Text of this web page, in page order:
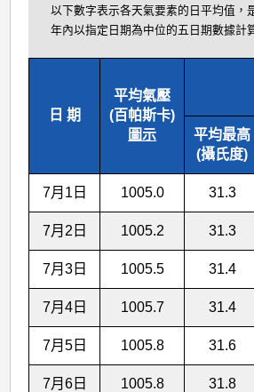
以下數字表示各天氣要素的日平均值，
年內以指定日期為中位的五日期數據計
日 期
平均氣壓
(百帕斯卡)
圖示
平均最高
(攝氏度)
7月1日 1005.0 31.3
7月2日 1005.2 31.3
7月3日 1005.5 31.4
7月4日 1005.7 31.4
7月5日 1005.8 31.6
7月6日 1005.8 31.8